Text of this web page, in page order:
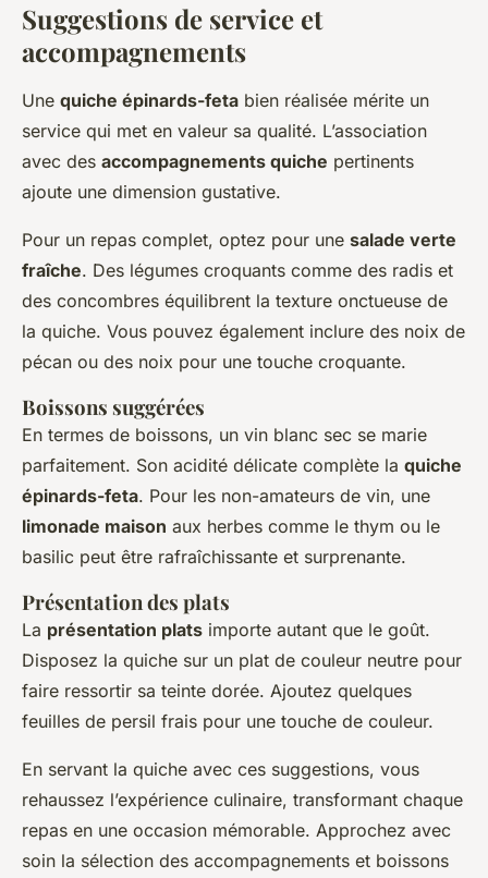
Suggestions de service et
accompagnements
Une quiche épinards-feta bien réalisée mérite un
service qui met en valeur sa qualité. L’association
avec des accompagnements quiche pertinents
ajoute une dimension gustative.
Pour un repas complet, optez pour une salade verte
fraîche. Des légumes croquants comme des radis et
des concombres équilibrent la texture onctueuse de
la quiche. Vous pouvez également inclure des noix de
pécan ou des noix pour une touche croquante.
Boissons suggérées
En termes de boissons, un vin blanc sec se marie
parfaitement. Son acidité délicate complète la quiche
épinards-feta. Pour les non-amateurs de vin, une
limonade maison aux herbes comme le thym ou le
basilic peut être rafraîchissante et surprenante.
Présentation des plats
La présentation plats importe autant que le goût.
Disposez la quiche sur un plat de couleur neutre pour
faire ressortir sa teinte dorée. Ajoutez quelques
feuilles de persil frais pour une touche de couleur.
En servant la quiche avec ces suggestions, vous
rehaussez l’expérience culinaire, transformant chaque
repas en une occasion mémorable. Approchez avec
soin la sélection des accompagnements et boissons